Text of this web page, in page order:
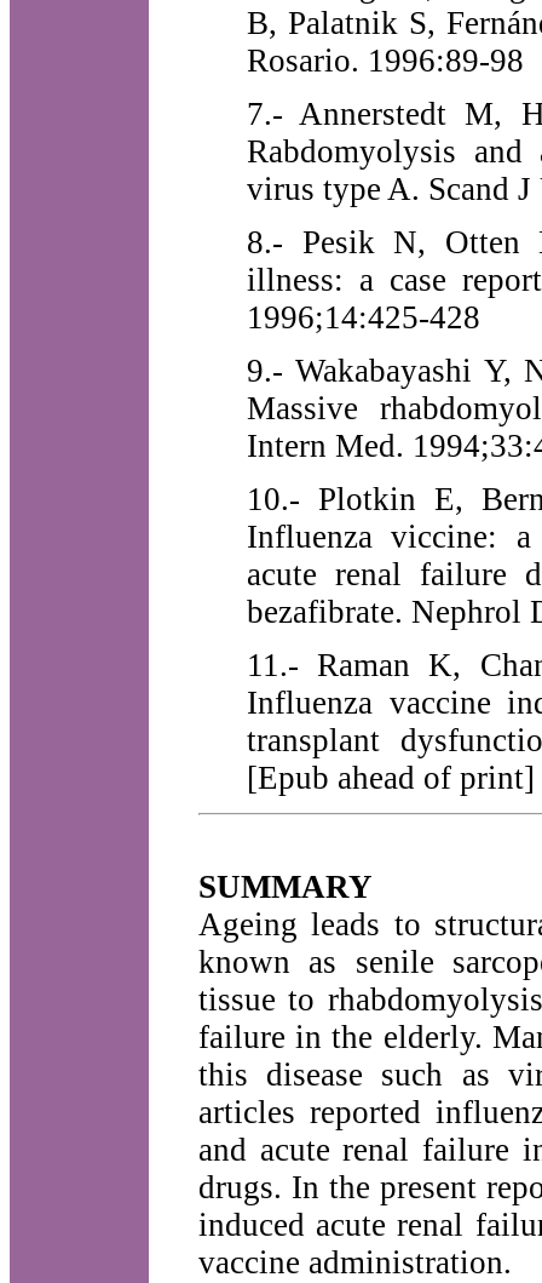
B, Palatnik S,
Rosario. 1996:89-98
7.- Annerstedt M,
Rabdomyolysis
virus type A. Scand
8.- Pesik N, Otten
illness: a case
1996;14:425-428
9.- Wakabayashi Y,
Massive
Intern Med.
10.- Plotkin E,
Influenza viccine:
acute renal failure
bezafibrate. Nephrol
11.- Raman K,
Influenza vaccine
transplant
[Epub ahead of print]
SUMMARY
Ageing leads to
known as senile
tissue to
failure in the elderly.
this disease such as
articles reported
and acute renal failure
drugs. In the present
induced acute renal
vaccine administration.